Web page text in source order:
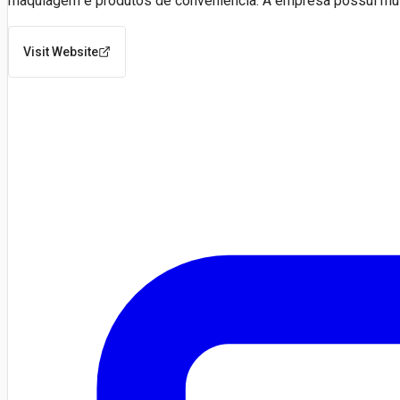
Visit Website